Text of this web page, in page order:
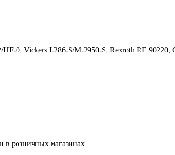
0, Vickers I-286-S/M-2950-S, Rexroth RE 90220,
в розничных магазинах